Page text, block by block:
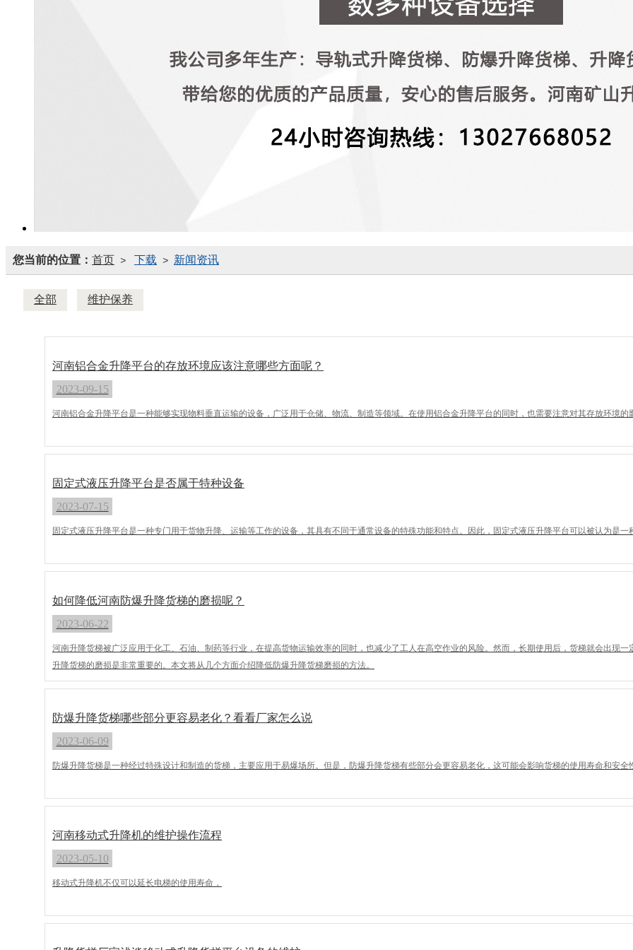
您当前的位置： 首页 > 下载 > 新闻资讯
全部 维护保养
河南铝合金升降平台的存放环境应该注意哪些方面呢？
2023-09-15
河南铝合金升降平台是一种能够实现物料垂直运输的设备，广泛用于仓储、物流、制造等领域。在使用铝合金升降平台的同时，也需要注意对其存放环境
固定式液压升降平台是否属于特种设备
2023-07-15
固定式液压升降平台是一种专门用于货物升降、运输等工作的设备，其具有不同于通常设备的特殊功能和特点。因此，固定式液压升降平台可以被认为是一
如何降低河南防爆升降货梯的磨损呢？
2023-06-22
河南升降货梯被广泛应用于化工、石油、制药等行业，在提高货物运输效率的同时，也减少了工人在高空作业的风险。然而，长期使用后，货梯就会出现
升降货梯的磨损是非常重要的。本文将从几个方面介绍降低防爆升降货梯磨损的方法。
防爆升降货梯哪些部分更容易老化？看看厂家怎么说
2023-06-09
防爆升降货梯是一种经过特殊设计和制造的货梯，主要应用于易爆场所。但是，防爆升降货梯有些部分会更容易老化，这可能会影响货梯的使用寿命和安
河南移动式升降机的维护操作流程
2023-05-10
移动式升降机不仅可以延长电梯的使用寿命，